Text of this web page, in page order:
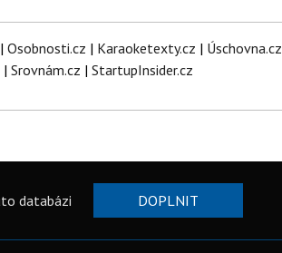
| Osobnosti.cz | Karaoketexty.cz | Úschovna.cz
| Srovnám.cz | StartupInsider.cz
databázi DOPLNIT